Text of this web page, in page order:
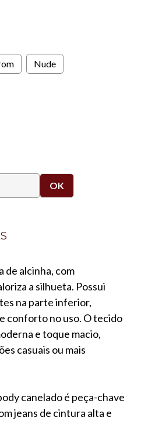
Nude
de alcinha, com
a silhueta. Possui
na parte inferior,
conforto no uso. O tecido
e toque macio,
casuais ou mais
canelado é peça-chave
jeans de cintura alta e